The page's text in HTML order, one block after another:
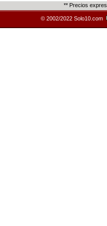
** Precios
© 2002/2022 Solo10.com